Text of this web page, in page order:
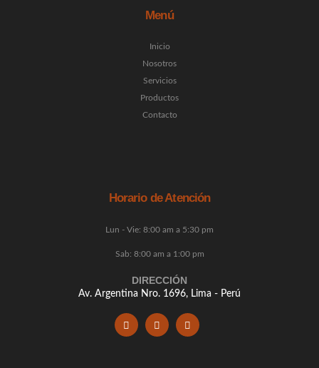
Menú
Inicio
Nosotros
Servicios
Productos
Contacto
Horario de Atención
Lun - Vie: 8:00 am a 5:30 pm
Sab: 8:00 am a 1:00 pm
DIRECCIÓN
Av. Argentina Nro. 1696, Lima - Perú